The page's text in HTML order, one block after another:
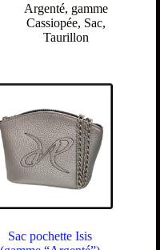
Argenté, gamme
Cassiopée, Sac,
Taurillon
Sac pochette Isis